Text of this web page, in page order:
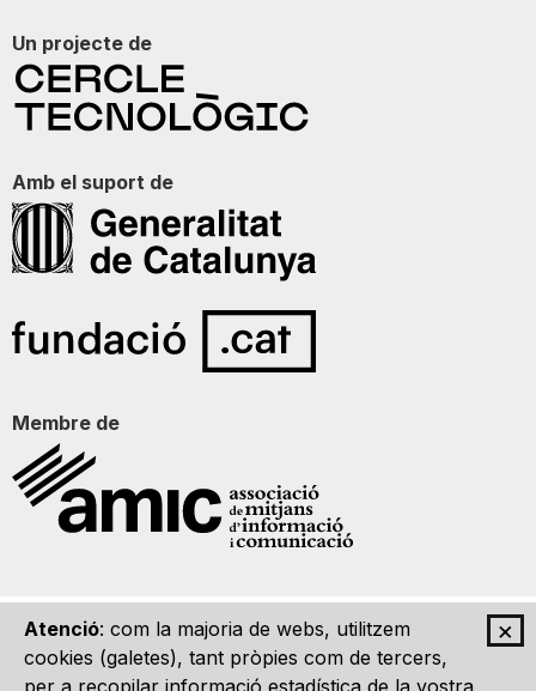
×
Atenció: com la majoria de webs, utilitzem
cookies (galetes), tant pròpies com de tercers,
per a recopilar informació estadística de la vostra
Un projecte de
Amb el suport de
Membre de
Qui som Contacte Imatge Gràfica Avís legal